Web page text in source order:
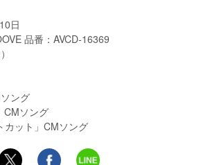
日
品番：AVCD-16369
ング
CMソング
カット」CMソング